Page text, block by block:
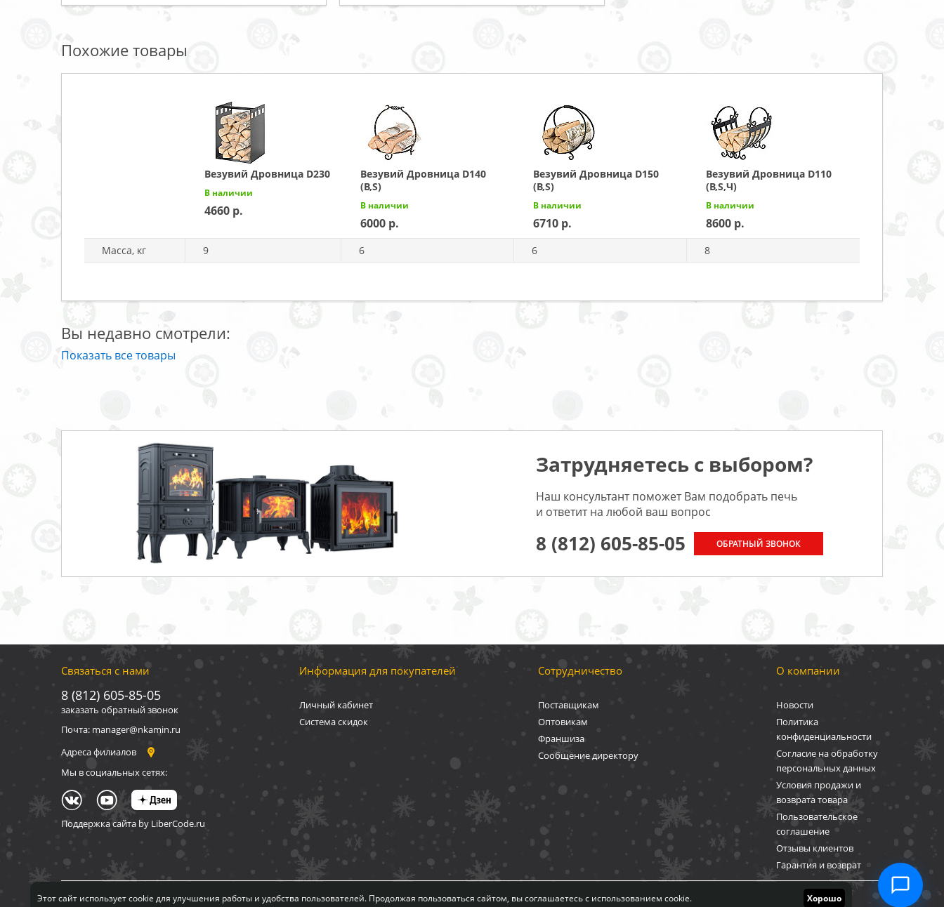
Этот сайт использует cookie для улучшения работы и удобства пользователей. Продолжая пользоваться сайтом, вы соглашаетесь с использованием cookie. Хорошо
Похожие товары
Везувий Дровница D230
В наличии
4660
Везувий Дровница D140
(B,S)
В наличии
6000
Везувий Дровница D150
(B,S)
В наличии
6710
Везувий Дровница D110
(B,S,Ч)
В наличии
8600
Масса, кг 9 6 6 8
Вы недавно смотрели:
Показать все товары
Затрудняетесь с выбором?
Наш консультант поможет Вам подобрать печь
и ответит на любой ваш вопрос
8 (812) 605-85-05 ОБРАТНЫЙ ЗВОНОК
Связаться с нами
8 (812) 605-85-05
заказать обратный звонок
Почта: manager@nkamin.ru
Адреса филиалов
Мы в социальных сетях:
Поддержка сайта by LiberCode.ru
Информация для покупателей
Личный кабинет
Система скидок
Сотрудничество
Поставщикам
Оптовикам
Франшиза
Сообщение директору
О компании
Новости
Политика
конфиденциальности
Согласие на обработку
персональных данных
Условия продажи и
возврата товара
Пользовательское
соглашение
Отзывы клиентов
Гарантия и возврат
Вся информация, представленная на сайте, носит информационный характер и не является публичной офертой.